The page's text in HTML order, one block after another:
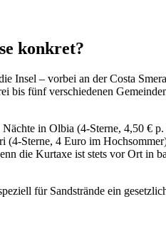
konkret?
Insel – vorbei an der Costa
bis fünf verschiedenen
in Olbia (4-Sterne, 4,50 €
Sterne, 4 Euro im
die Kurtaxe ist stets vor Ort
für Sandstrände ein